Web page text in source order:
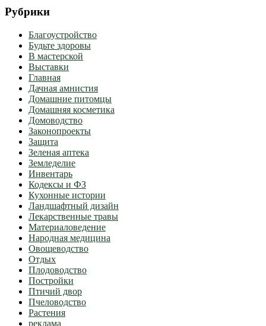
Рубрики
Благоустройство
Будьте здоровы
В мастерской
Выставки
Главная
Дачная амнистия
Домашние питомцы
Домашняя косметика
Домоводство
Законопроекты
Защита
Зеленая аптека
Земледелие
Инвентарь
Кодексы и ФЗ
Кухонные истории
Ландшафтный дизайн
Лекарственные травы
Материаловедение
Народная медицина
Овощеводство
Отдых
Плодоводство
Постройки
Птичий двор
Пчеловодство
Растения
реклама